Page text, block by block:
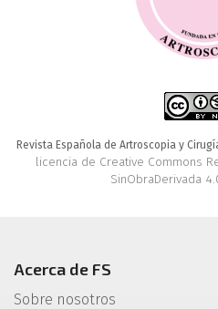
Revista Española de Artroscopia y
licencia de Creative Commons
SinObraDerivada
Acerca de FS
Sobre nosotros